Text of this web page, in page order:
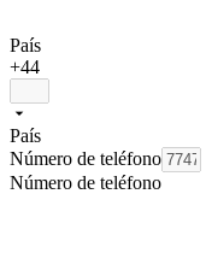
País
+44
País
Número de teléfono
Número de teléfono